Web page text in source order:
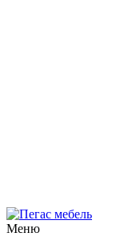
Меню